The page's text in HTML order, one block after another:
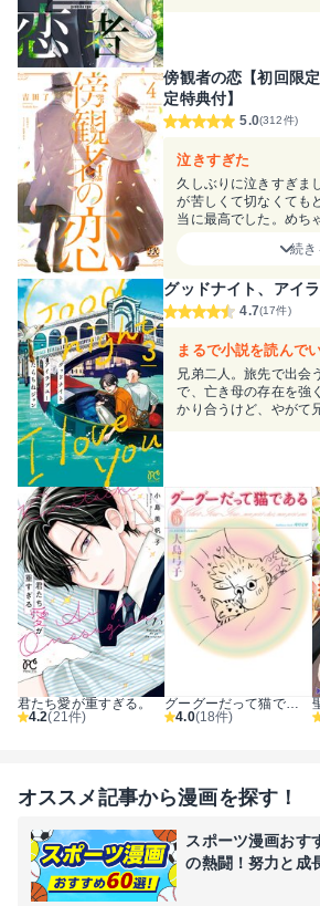
傍観者の恋【初回限
定特典付】
5.0(312件)
泣きすぎた
久しぶりに泣きすぎま
が苦しくて切なくても
当に最高でした。めち
続き
グッドナイト、アイ
4.7(17件)
まるで小説を読んで
兄弟二人。旅先で出会
で、亡き母の存在を強
かり合うけど、やがて兄
君たち愛が重すぎる。
4.2(21件)
グーグーだって猫である
4.0(18件)
オススメ記事から漫画を探す！
スポーツ漫画おす
の熱闘！努力と成